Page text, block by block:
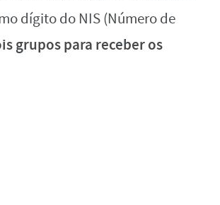
dígito do NIS (Número de
grupos para receber os